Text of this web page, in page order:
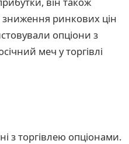
зниження ринкових цін
опціони з
меч у торгівлі
з торгівлею опціонами.